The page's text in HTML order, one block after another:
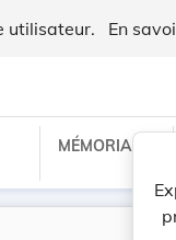
utilisateur. En
MÉMORIAL C